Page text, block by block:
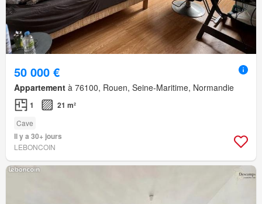
50 000 €
Appartement à 76100, Rouen, Seine-Maritime, Normandie
1 21 m²
Cave
Il y a 30+ jours
LEBONCOIN